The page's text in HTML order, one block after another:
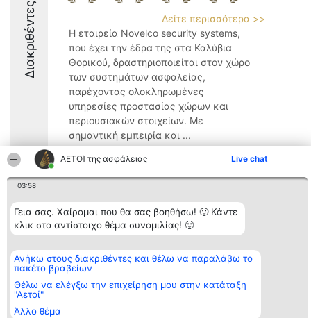
ΑΕΤΟΊ της ασφάλειας Live chat
03:58
Γεια σας. Χαίρομαι που θα σας βοηθήσω! 🙂 Κάντε
κλικ στο αντίστοιχο θέμα συνομιλίας! 🙂
Ανήκω στους διακριθέντες και θέλω να παραλάβω το
πακέτο βραβείων
Θέλω να ελέγξω την επιχείρηση μου στην κατάταξη
"Αετοί"
Άλλο θέμα
Διακριθέντες
Δείτε περισσότερα >>
Η εταιρεία Novelco security systems,
που έχει την έδρα της στα Καλύβια
Θορικού, δραστηριοποιείται στον χώρο
των συστημάτων ασφαλείας,
παρέχοντας ολοκληρωμένες
υπηρεσίες προστασίας χώρων και
περιουσιακών στοιχείων. Με
σημαντική εμπειρία και ...
9.8
Διοργανωτής της
κατάταξης
BEAUTIFUL COMPANY
ΤΗΛ. ΕΠΙΚΟΙΝΩΝΙΑΣ:
2104128019
email:
aetoi@beautifulcompany.co
Κατάταξη
Διακριθέντες
Λίστα όλων
διακριθέντων
Μεθοδολογία
προϋποθέσεις
ΠΟΛΙΤΙΚΗ
Επικοινωνία